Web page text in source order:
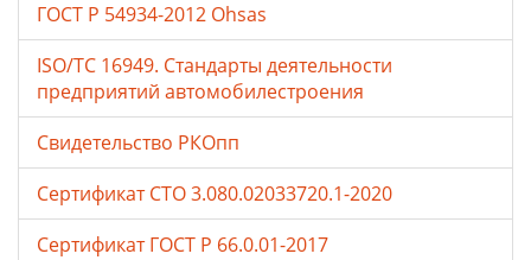
ГОСТ Р 54934-2012 Ohsas
ISO/TC 16949. Стандарты деятельности
предприятий автомобилестроения
Свидетельство РКОпп
Сертификат СТО 3.080.02033720.1-2020
Сертификат ГОСТ Р 66.0.01-2017